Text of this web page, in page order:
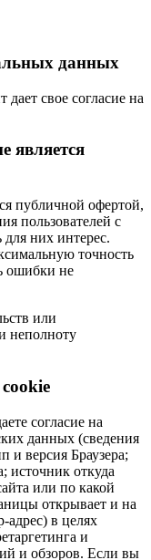
данных
свое согласие на
является
публичной офертой,
пользователей с
для них интерес.
точность
ошибки не
или
неполноту
согласие на
данных (сведения
и версия Браузера;
источник откуда
или по какой
открывает и на
адрес) в целях
и
и обзоров. Если вы